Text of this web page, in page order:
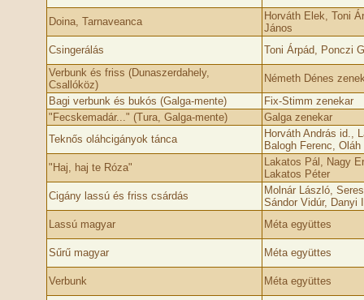
Doina, Tarnaveanca
Horváth Elek, Toni
János
Csingerálás
Toni Árpád, Ponczi
Verbunk és friss (Dunaszerdahely,
Csallóköz)
Németh Dénes
Bagi verbunk és bukós (Galga-mente)
Fix-Stimm zenekar
"Fecskemadár..." (Tura, Galga-mente)
Galga zenekar
Teknős oláhcigányok tánca
Horváth András id.,
Balogh Ferenc, Oláh
"Haj, haj te Róza"
Lakatos Pál, Nagy
Lakatos Péter
Cigány lassú és friss csárdás
Molnár László,
Sándor Vidúr, Danyi
Lassú magyar
Méta együttes
Sűrű magyar Méta együttes
Verbunk Méta együttes